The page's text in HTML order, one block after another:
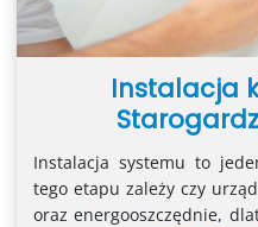
Instalacja
Instalacja systemu to
tego etapu zależy czy
oraz energooszczędnie,